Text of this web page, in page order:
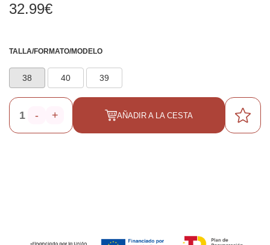
32.99€
TALLA/FORMATO/MODELO
38 40 39
- + AÑADIR A LA CESTA